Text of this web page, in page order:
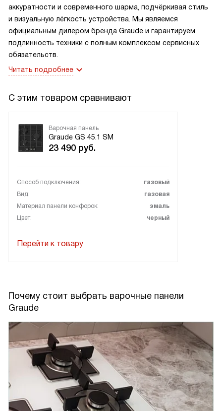
аккуратности и современного шарма, подчёркивая стиль
и визуальную лёгкость устройства. Мы являемся
официальным дилером бренда Graude и гарантируем
подлинность техники с полным комплексом сервисных
обязательств.
Читать подробнее
С этим товаром сравнивают
Варочная панель
Graude GS 45.1 SM
23 490 руб.
Способ подключения:
газовый
Вид:
газовая
Материал панели конфорок:
эмаль
Цвет:
черный
Перейти к товару
Почему стоит выбрать варочные панели
Graude